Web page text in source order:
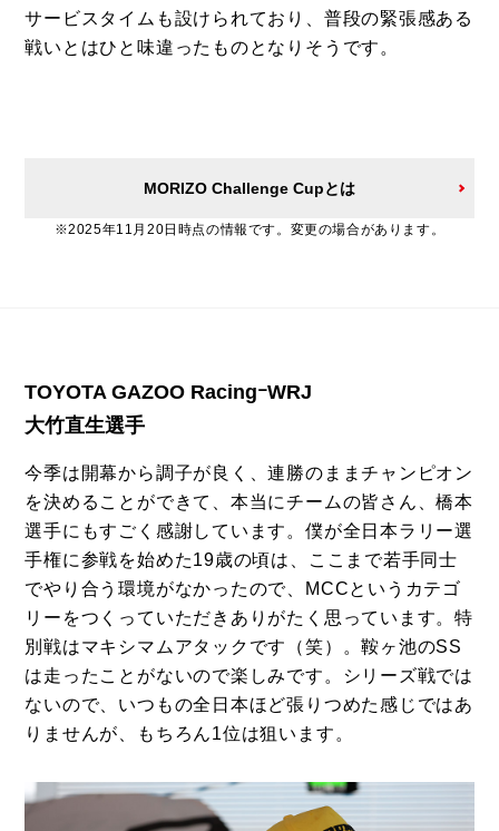
サービスタイムも設けられており、普段の緊張感ある
戦いとはひと味違ったものとなりそうです。
MORIZO Challenge Cupとは
※2025年11月20日時点の情報です。変更の場合があります。
TOYOTA GAZOO RacingｰWRJ
大竹直生選手
今季は開幕から調子が良く、連勝のままチャンピオン
を決めることができて、本当にチームの皆さん、橋本
選手にもすごく感謝しています。僕が全日本ラリー選
手権に参戦を始めた19歳の頃は、ここまで若手同士
でやり合う環境がなかったので、MCCというカテゴ
リーをつくっていただきありがたく思っています。特
別戦はマキシマムアタックです（笑）。鞍ヶ池のSS
は走ったことがないので楽しみです。シリーズ戦では
ないので、いつもの全日本ほど張りつめた感じではあ
りませんが、もちろん1位は狙います。